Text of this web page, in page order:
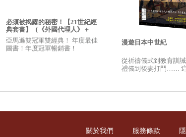
他犯了大錯。
必須被揭露的秘密！【21世紀經
典套書】（《外國代理人》＋
《迫在眉睫》）
亞馬遜雙冠軍雙經典！ 年度最佳
圖書！年度冠軍暢銷書！
漫遊日本中世紀
從祈禱儀式到教育訓
禮儀到後妻打鬥……
關於我們 服務條款